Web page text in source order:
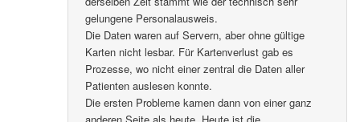
gelungene Personalausweis.
Die Daten waren auf Servern, aber ohne gültige
Karten nicht lesbar. Für Kartenverlust gab es
Prozesse, wo nicht einer zentral die Daten aller
Patienten auslesen konnte.
Die ersten Probleme kamen dann von einer ganz